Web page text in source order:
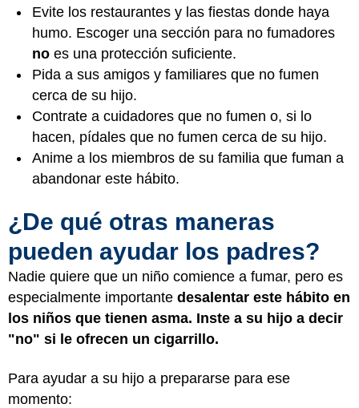
Evite los restaurantes y las fiestas donde haya
humo. Escoger una sección para no fumadores
no es una protección suficiente.
Pida a sus amigos y familiares que no fumen
cerca de su hijo.
Contrate a cuidadores que no fumen o, si lo
hacen, pídales que no fumen cerca de su hijo.
Anime a los miembros de su familia que fuman a
abandonar este hábito.
¿De qué otras maneras
pueden ayudar los padres?
Nadie quiere que un niño comience a fumar, pero es
especialmente importante desalentar este hábito en
los niños que tienen asma. Inste a su hijo a decir
"no" si le ofrecen un cigarrillo.
Para ayudar a su hijo a prepararse para ese
momento: